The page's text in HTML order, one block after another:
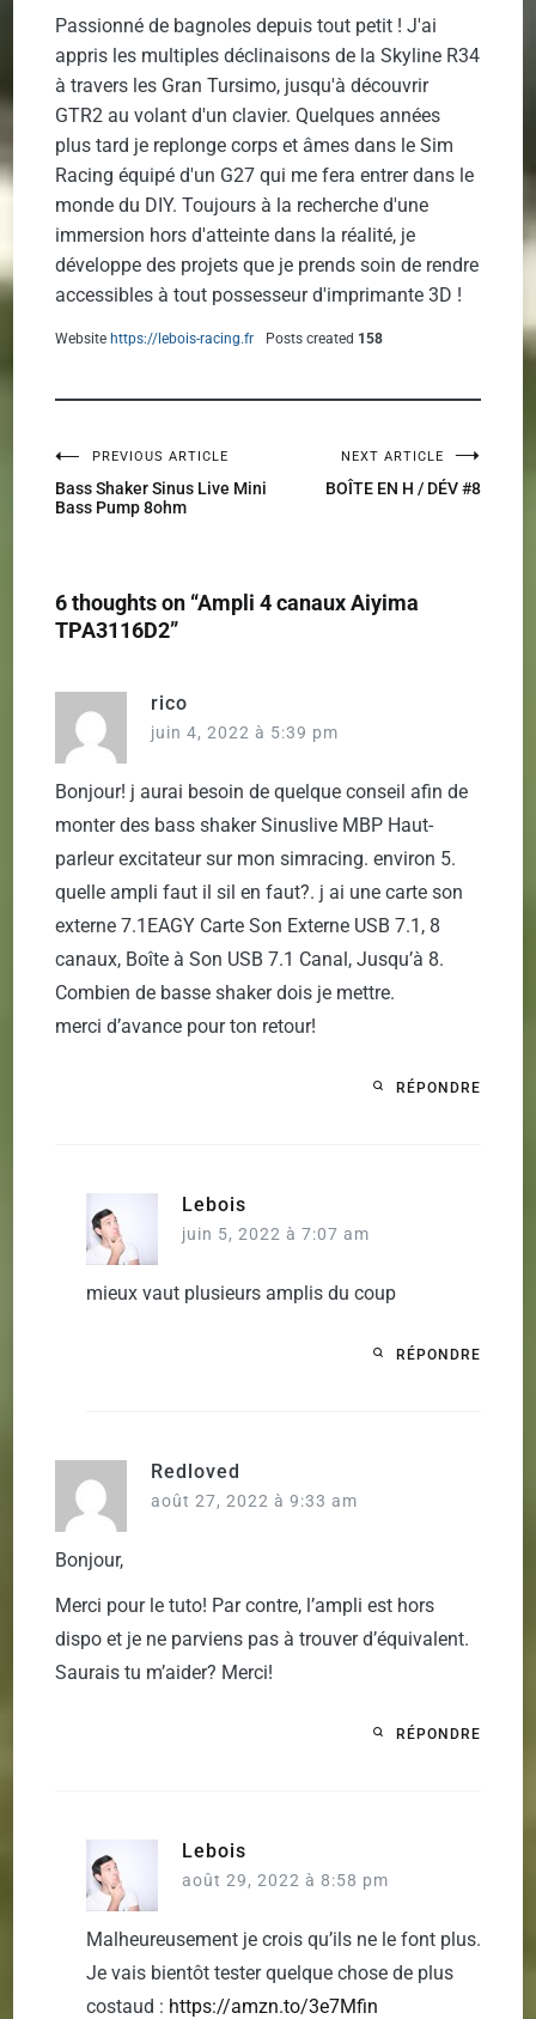
Passionné de bagnoles depuis tout petit ! J'ai
appris les multiples déclinaisons de la Skyline R34
à travers les Gran Tursimo, jusqu'à découvrir
GTR2 au volant d'un clavier. Quelques années
plus tard je replonge corps et âmes dans le Sim
Racing équipé d'un G27 qui me fera entrer dans le
monde du DIY. Toujours à la recherche d'une
immersion hors d'atteinte dans la réalité, je
développe des projets que je prends soin de rendre
accessibles à tout possesseur d'imprimante 3D !
Website https://lebois-racing.fr Posts created 158
Navigation
l’article
PREVIOUS ARTICLE
Bass Shaker Sinus Live Mini
Bass Pump 8ohm
NEXT ARTICLE
BOÎTE EN H / DÉV #8
6 thoughts on “Ampli 4 canaux Aiyima
TPA3116D2”
rico
juin 4, 2022 à 5:39 pm
Bonjour! j aurai besoin de quelque conseil afin de
monter des bass shaker Sinuslive MBP Haut-
parleur excitateur sur mon simracing. environ 5.
quelle ampli faut il sil en faut?. j ai une carte son
externe 7.1EAGY Carte Son Externe USB 7.1, 8
canaux, Boîte à Son USB 7.1 Canal, Jusqu’à 8.
Combien de basse shaker dois je mettre.
merci d’avance pour ton retour!
RÉPONDRE
Lebois
juin 5, 2022 à 7:07 am
mieux vaut plusieurs amplis du coup
RÉPONDRE
Redloved
août 27, 2022 à 9:33 am
Bonjour,
Merci pour le tuto! Par contre, l’ampli est hors
dispo et je ne parviens pas à trouver d’équivalent.
Saurais tu m’aider? Merci!
RÉPONDRE
Lebois
août 29, 2022 à 8:58 pm
Malheureusement je crois qu’ils ne le font plus.
Je vais bientôt tester quelque chose de plus
costaud : https://amzn.to/3e7Mfin